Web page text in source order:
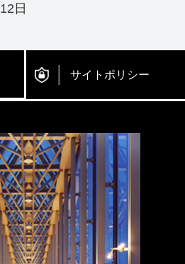
日
サイトポリシー